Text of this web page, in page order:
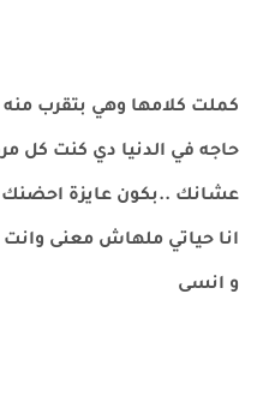
كملت كلامها وهي بتقرب
حاجه في الدنيا دي كنت كل
عشانك ..بكون عايزة احضنك
انا حياتي ملهاش معنى
و انسى